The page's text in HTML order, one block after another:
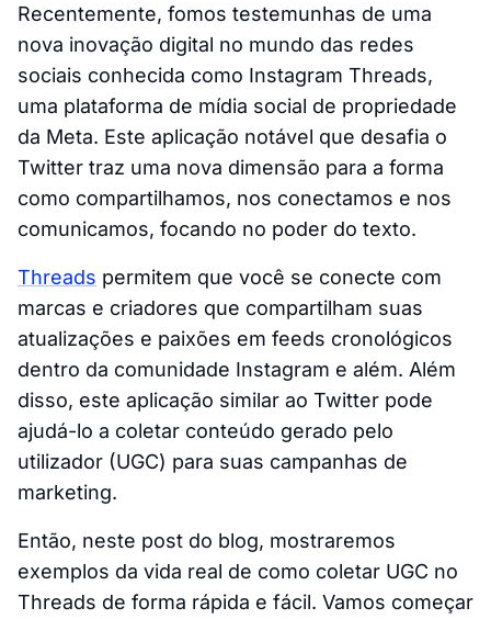
Recentemente, fomos testemunhas de uma
nova inovação digital no mundo das redes
sociais conhecida como Instagram Threads,
uma plataforma de mídia social de propriedade
da Meta. Este aplicação notável que desafia o
Twitter traz uma nova dimensão para a forma
como compartilhamos, nos conectamos e nos
comunicamos, focando no poder do texto.
Threads permitem que você se conecte com
marcas e criadores que compartilham suas
atualizações e paixões em feeds cronológicos
dentro da comunidade Instagram e além. Além
disso, este aplicação similar ao Twitter pode
ajudá-lo a coletar conteúdo gerado pelo
utilizador (UGC) para suas campanhas de
marketing.
Então, neste post do blog, mostraremos
exemplos da vida real de como coletar UGC no
Threads de forma rápida e fácil. Vamos começar